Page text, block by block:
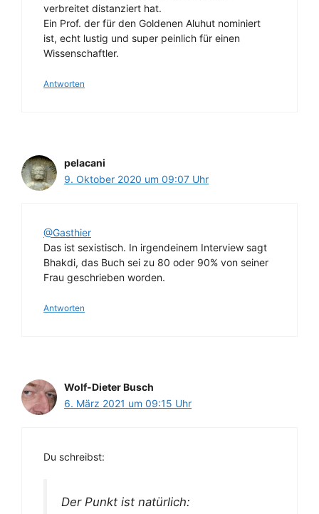
verbreitet distanziert hat.
Ein Prof. der für den Goldenen Aluhut nominiert
ist, echt lustig und super peinlich für einen
Wissenschaftler.
Antworten
pelacani
9. Oktober 2020 um 09:07 Uhr
@Gasthier
Das ist sexistisch. In irgendeinem Interview sagt
Bhakdi, das Buch sei zu 80 oder 90% von seiner
Frau geschrieben worden.
Antworten
Wolf-Dieter Busch
6. März 2021 um 09:15 Uhr
Du schreibst:
Der Punkt ist natürlich: